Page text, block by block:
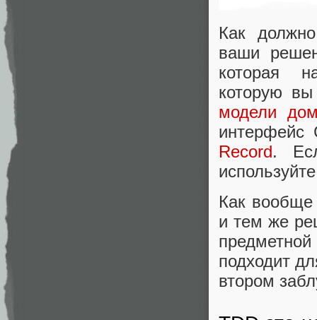
Как
ваши
которая
которую
модели
интерфейс
Record.
Как
и тем же
подходит
втором